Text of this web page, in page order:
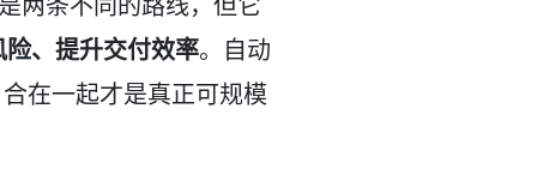
、提升交付效率。自动
在一起才是真正可规模